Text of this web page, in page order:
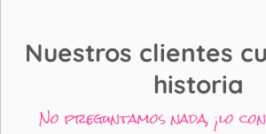
Nuestros clientes
historia
No preguntamos nada, ¡lo